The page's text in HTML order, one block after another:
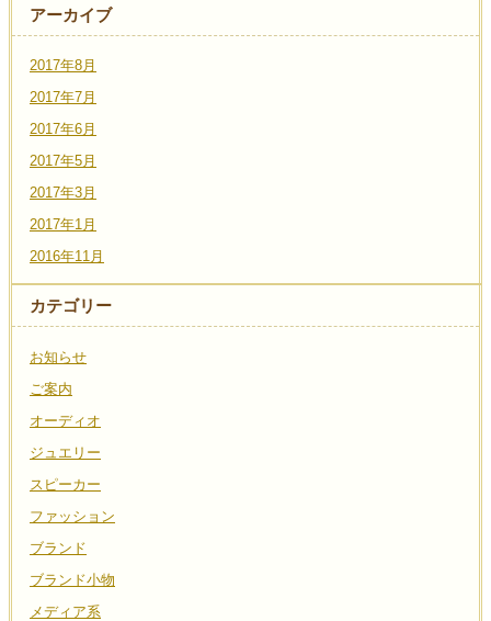
アーカイブ
2017年8月
2017年7月
2017年6月
2017年5月
2017年3月
2017年1月
2016年11月
カテゴリー
お知らせ
ご案内
オーディオ
ジュエリー
スピーカー
ファッション
ブランド
ブランド小物
メディア系